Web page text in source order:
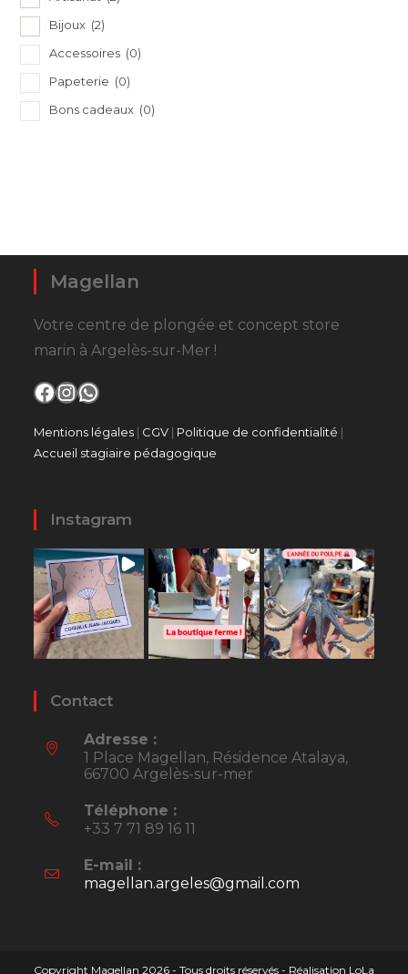
Bijoux (2)
Accessoires (0)
Papeterie (0)
Bons cadeaux (0)
Magellan
Votre centre de plongée et concept store
marin à Argelès-sur-Mer !
Facebook
Instagram
WhatsApp
Mentions légales | CGV | Politique de confidentialité |
Accueil stagiaire pédagogique
Instagram
Contact
Adresse :
1 Place Magellan, Résidence Atalaya,
66700 Argelès-sur-mer
Téléphone :
+33 7 71 89 16 11
E-mail :
magellan.argeles@gmail.com
Copyright Magellan 2026 - Tous droits réservés - Réalisation LoLa